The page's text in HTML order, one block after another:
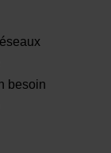
besoin